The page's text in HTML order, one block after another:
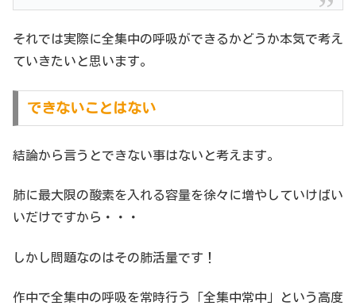
それでは実際に全集中の呼吸ができるかどうか本気で考え
ていきたいと思います。
できないことはない
結論から言うとできない事はないと考えます。
肺に最大限の酸素を入れる容量を徐々に増やしていけばい
いだけですから・・・
しかし問題なのはその肺活量です！
作中で全集中の呼吸を常時行う「全集中常中」という高度